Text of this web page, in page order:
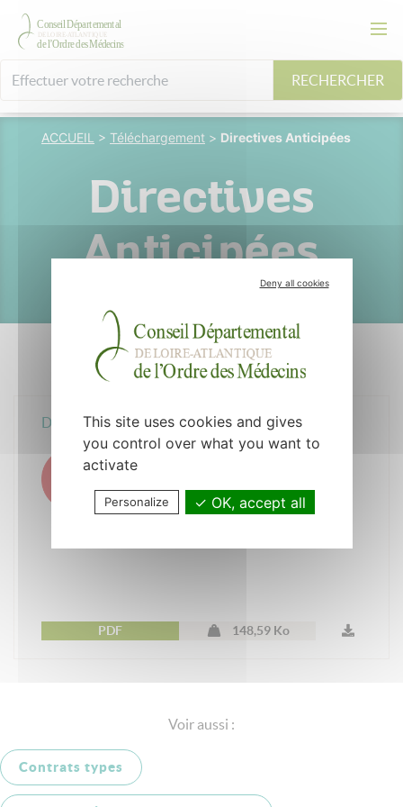
RECHERCHER
ACCUEIL > Téléchargement > Directives Anticipées
Directives
Anticipées
Directives Anticipées
DA
PDF 148,59 Ko
Voir aussi :
Contrats types
Deny all cookies
This site uses cookies and gives
you control over what you want to
activate
Personalize OK, accept all